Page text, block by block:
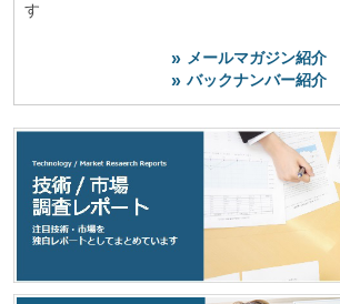
す
メールマガジン紹介
バックナンバー紹介